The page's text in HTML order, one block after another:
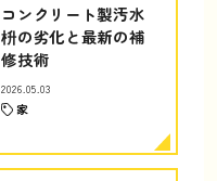
コンクリート製汚水
枡の劣化と最新の補
修技術
2026.05.03
家